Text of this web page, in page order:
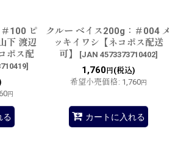
100 ピ
下 渡辺
ポス配
]
円
る
クルー ベイス200g：＃004 メ
ッキイワシ【ネコポス配送
可】
[JAN 4573373710402]
1,760円(税込)
希望小売価格: 1,760円
カートに入れる